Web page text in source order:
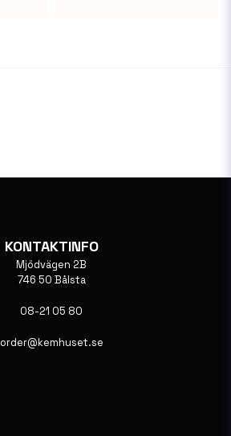
KONTAKTINFO
Mjödvägen 2B
746 50 Bålsta
08-21 05 80
order@kemhuset.se